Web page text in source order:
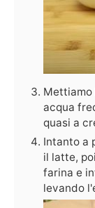
Mettiamo
acqua
quasi a
Intanto a
il latte,
farina e
levando